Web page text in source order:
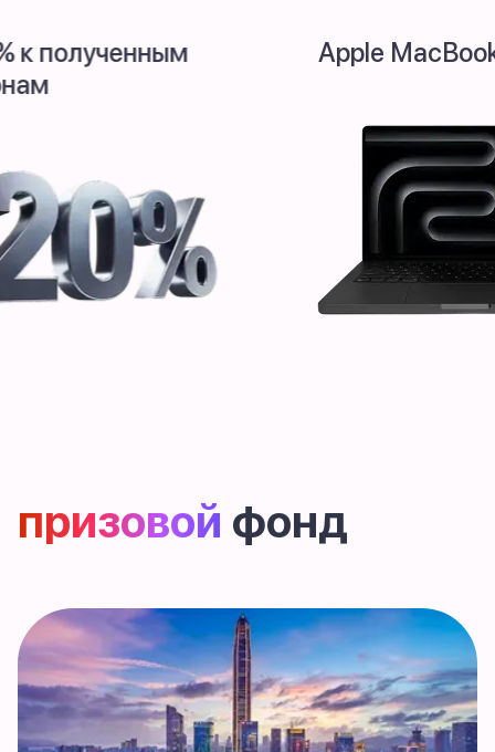
+20% к полученным
Apple
призовой фонд